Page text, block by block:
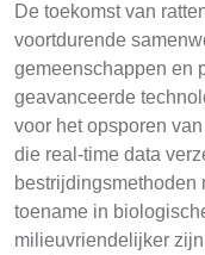
De toekomst van
voortdurende
gemeenschappen en
geavanceerde
voor het opsporen
die real-time data
bestrijdingsmethoden
toename in
milieuvriendelijker